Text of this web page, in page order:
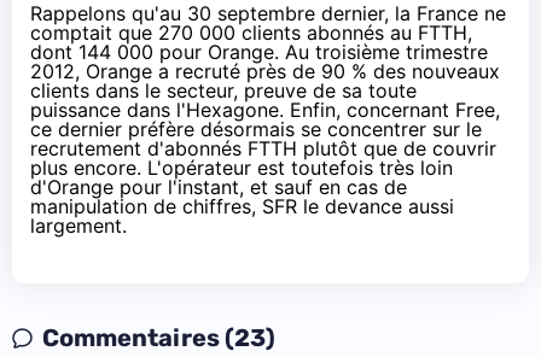
Rappelons qu'au 30 septembre dernier, la France ne
comptait que 270 000 clients abonnés au FTTH,
dont 144 000 pour Orange. Au troisième trimestre
2012, Orange a recruté près de 90 % des nouveaux
clients dans le secteur, preuve de sa toute
puissance dans l'Hexagone. Enfin, concernant Free,
ce dernier préfère désormais se concentrer sur le
recrutement d'abonnés FTTH plutôt que de couvrir
plus encore. L'opérateur est toutefois très loin
d'Orange pour l'instant, et sauf en cas de
manipulation de chiffres, SFR le devance aussi
largement.
Commentaires (23)